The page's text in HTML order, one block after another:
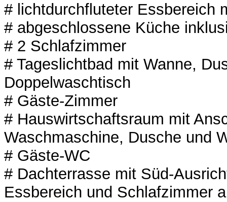
# lichtdurchfluteter Essbereich
# abgeschlossene Küche
# 2 Schlafzimmer
# Tageslichtbad mit Wanne,
Doppelwaschtisch
# Gäste-Zimmer
# Hauswirtschaftsraum mit
Waschmaschine, Dusche und
# Gäste-WC
# Dachterrasse mit Süd-
Essbereich und Schlafzimmer